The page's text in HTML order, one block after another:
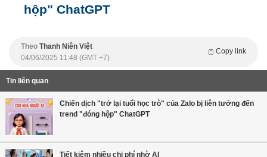
hộp" ChatGPT
Theo Thanh Niên Việt
Copy link
04/06/2025 11:48 (GMT +7)
Tin liên quan
Chiến dịch "trở lại tuổi học trò" của Zalo bị liên tưởng đến
trend "đóng hộp" ChatGPT
Tiết kiệm nhiều chi phí nhờ AI